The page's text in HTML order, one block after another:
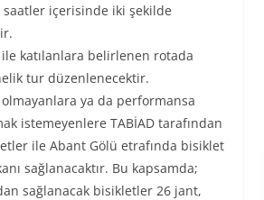
saatler içerisinde iki şekilde
katılanlara belirlenen rotada
tur düzenlenecektir.
ya da performansa
istemeyenlere TABİAD tarafından
ile Abant Gölü etrafında bisiklet
sağlanacaktır. Bu kapsamda;
sağlanacak bisikletler 26 jant,